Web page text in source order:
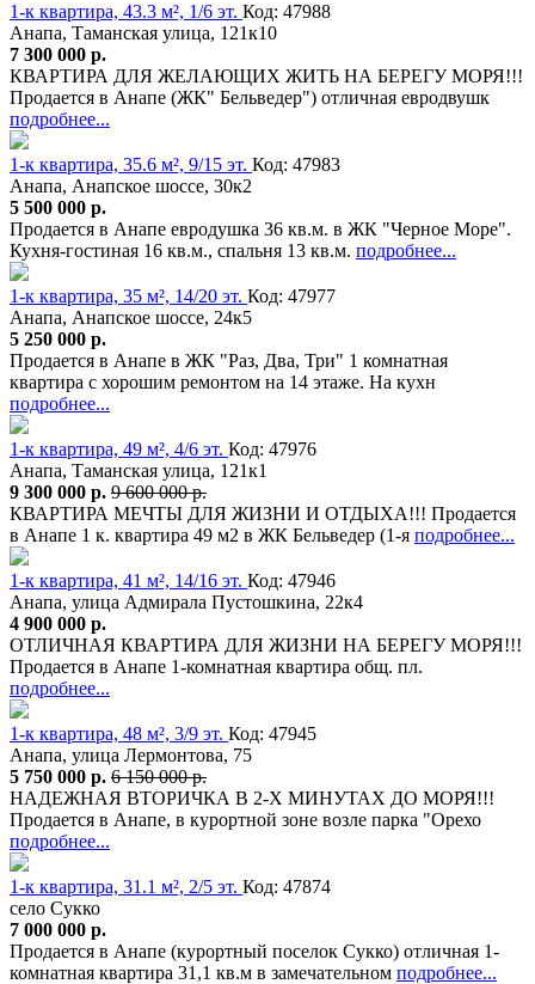
1-к квартира, 43.3 м², 1/6 эт. Код: 47988
Анапа, Таманская улица, 121к10
7 300 000 р.
КВАРТИРА ДЛЯ ЖЕЛАЮЩИХ ЖИТЬ НА БЕРЕГУ МОРЯ!!!
Продается в Анапе (ЖК" Бельведер") отличная евродвушк
подробнее...
1-к квартира, 35.6 м², 9/15 эт. Код: 47983
Анапа, Анапское шоссе, 30к2
5 500 000 р.
Продается в Анапе евродушка 36 кв.м. в ЖК "Черное Море".
Кухня-гостиная 16 кв.м., спальня 13 кв.м. подробнее...
1-к квартира, 35 м², 14/20 эт. Код: 47977
Анапа, Анапское шоссе, 24к5
5 250 000 р.
Продается в Анапе в ЖК "Раз, Два, Три" 1 комнатная
квартира с хорошим ремонтом на 14 этаже. На кухн
подробнее...
1-к квартира, 49 м², 4/6 эт. Код: 47976
Анапа, Таманская улица, 121к1
9 300 000 р. 9 600 000 р.
КВАРТИРА МЕЧТЫ ДЛЯ ЖИЗНИ И ОТДЫХА!!! Продается
в Анапе 1 к. квартира 49 м2 в ЖК Бельведер (1-я подробнее...
1-к квартира, 41 м², 14/16 эт. Код: 47946
Анапа, улица Адмирала Пустошкина, 22к4
4 900 000 р.
ОТЛИЧНАЯ КВАРТИРА ДЛЯ ЖИЗНИ НА БЕРЕГУ МОРЯ!!!
Продается в Анапе 1-комнатная квартира общ. пл.
подробнее...
1-к квартира, 48 м², 3/9 эт. Код: 47945
Анапа, улица Лермонтова, 75
5 750 000 р. 6 150 000 р.
НАДЕЖНАЯ ВТОРИЧКА В 2-Х МИНУТАХ ДО МОРЯ!!!
Продается в Анапе, в курортной зоне возле парка "Орехо
подробнее...
1-к квартира, 31.1 м², 2/5 эт. Код: 47874
село Сукко
7 000 000 р.
Продается в Анапе (курортный поселок Сукко) отличная 1-
комнатная квартира 31,1 кв.м в замечательном подробнее...